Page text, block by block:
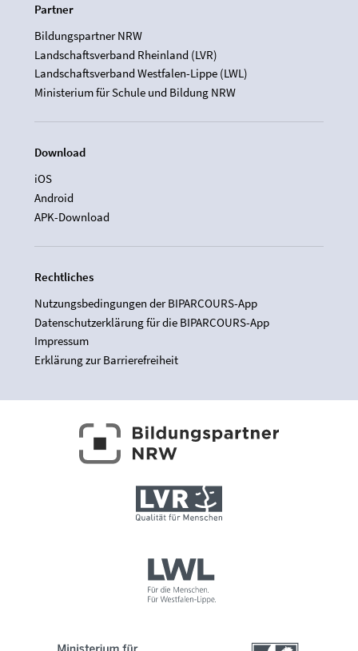
Partner
Bildungspartner NRW
Landschaftsverband Rheinland (LVR)
Landschaftsverband Westfalen-Lippe (LWL)
Ministerium für Schule und Bildung NRW
Download
iOS
Android
APK-Download
Rechtliches
Nutzungsbedingungen der BIPARCOURS-App
Datenschutzerklärung für die BIPARCOURS-App
Impressum
Erklärung zur Barrierefreiheit